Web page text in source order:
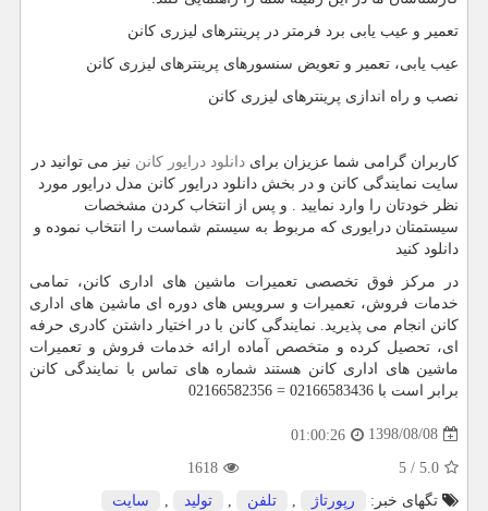
تعمیر و عیب یابی برد فرمتر در پرینترهای لیزری کانن
عیب یابی، تعمیر و تعویض سنسورهای پرینترهای لیزری کانن
نصب و راه اندازی پرینترهای لیزری کانن
کاربران گرامی شما عزیزان برای دانلود درایور کانن نیز می توانید در
سایت نمایندگی کانن و در بخش دانلود درایور کانن مدل درایور مورد
نظر خودتان را وارد نمایید . و پس از انتخاب کردن مشخصات
سیستمتان درایوری که مربوط به سیستم شماست را انتخاب نموده و
دانلود کنید
در مرکز فوق تخصصی تعمیرات ماشین های اداری کانن، تمامی
خدمات فروش، تعمیرات و سرویس های دوره ای ماشین های اداری
کانن انجام می پذیرید. نمایندگی کانن با در اختیار داشتن کادری حرفه
ای، تحصیل کرده و متخصص آماده ارائه خدمات فروش و تعمیرات
ماشین های اداری کانن هستند شماره های تماس با نمایندگی کانن
برابر است با 02166583436 =
1398/08/08
01:00:26
5.0
/
5
1618
تگهای خبر:
رپورتاژ , تلفن , تولید , سایت